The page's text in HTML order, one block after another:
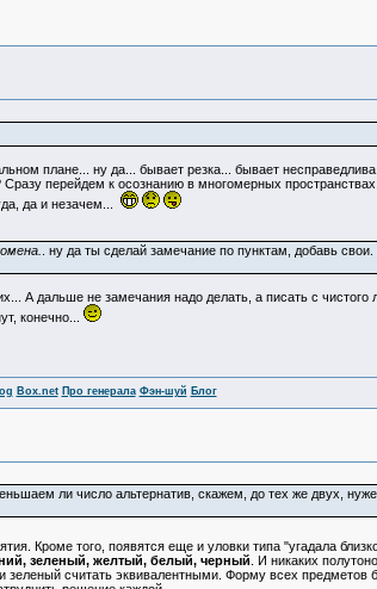
плане... ну да... бывает резка... бывает
перейдем к осознанию в многомерных
да и незачем...
. ну да ты сделай замечание по пунктам, добавь
А дальше не замечания надо делать, а писать с чистого
конечно...
Box.net Про генерала Фэн-шуй Блог
ли число альтернатив, скажем, до тех же двух,
Кроме того, появятся еще и уловки типа "угадала
зеленый, желтый, белый, черный . И никаких
зеленый считать эквивалентными. Форму всех предметов